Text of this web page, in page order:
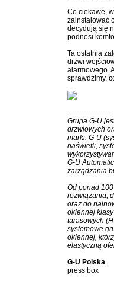
Co ciekawe,
zainstalować
decydują się
podnosi
Ta ostatnia
drzwi
alarmowego.
sprawdzimy,
------------------
Grupa G-U
drzwiowych
marki: G-U
naświetli,
G-U
zarządzania
Od ponad
rozwiązania,
oraz do
okiennej
tarasowych
systemowe
okiennej,
elastyczną
G-U Polska
press box